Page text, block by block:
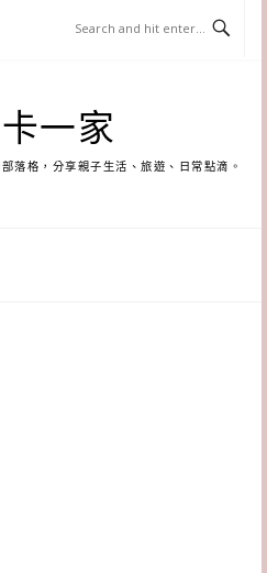
一家
落格，分享親子生活、旅遊、日常點滴。